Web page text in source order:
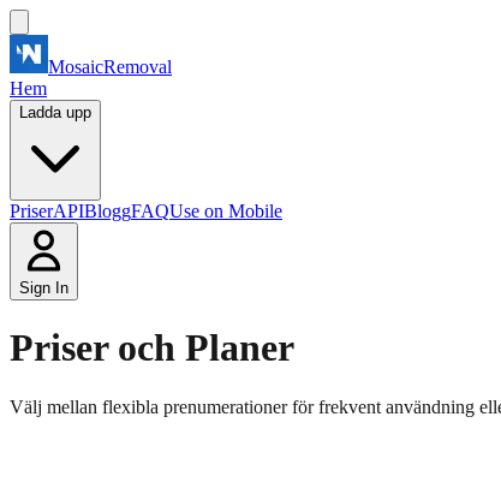
MosaicRemoval
Hem
Ladda upp
PriserAPIBloggFAQUse on Mobile
Sign In
Priser och Planer
Välj mellan flexibla prenumerationer för frekvent användning